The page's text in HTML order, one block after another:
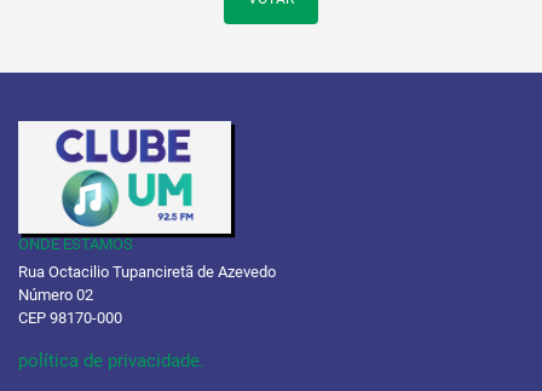
ONDE ESTAMOS
Rua Octacilio Tupanciretã de Azevedo
Número 02
CEP 98170-000
política de privacidade.